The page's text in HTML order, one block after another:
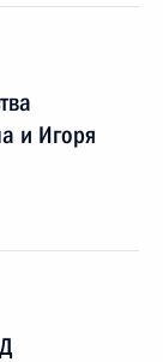
и Игоря